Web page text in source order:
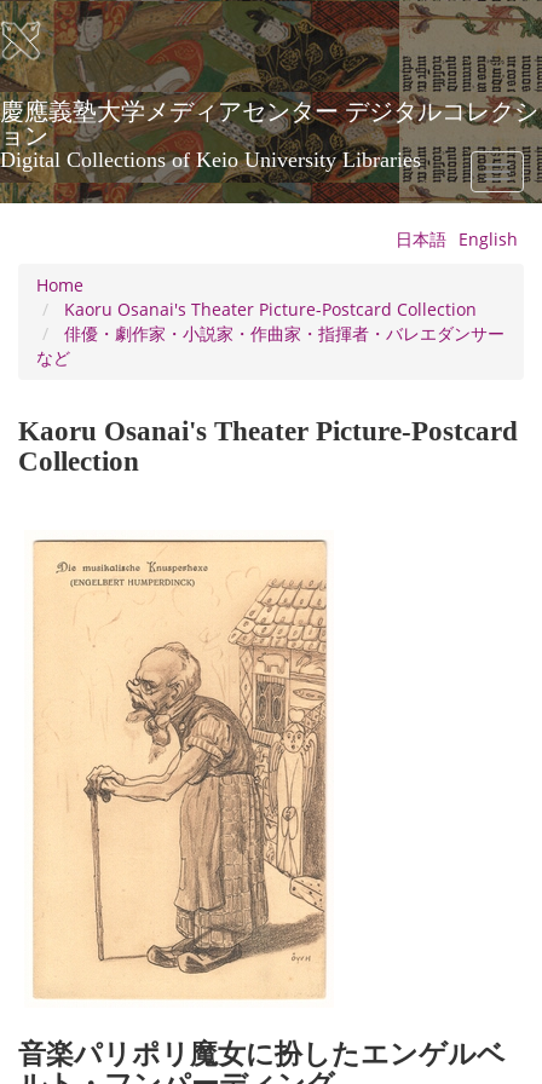
Skip
to
main
content
慶應義塾大学メディアセンター デジタルコレクシ
ョン
Digital Collections of Keio University Libraries
Toggle
日本語 English
Home
Kaoru Osanai's Theater Picture-Postcard Collection
俳優・劇作家・小説家・作曲家・指揮者・バレエダンサー
など
Kaoru Osanai's Theater Picture-Postcard
Collection
音楽パリポリ魔女に扮したエンゲルベ